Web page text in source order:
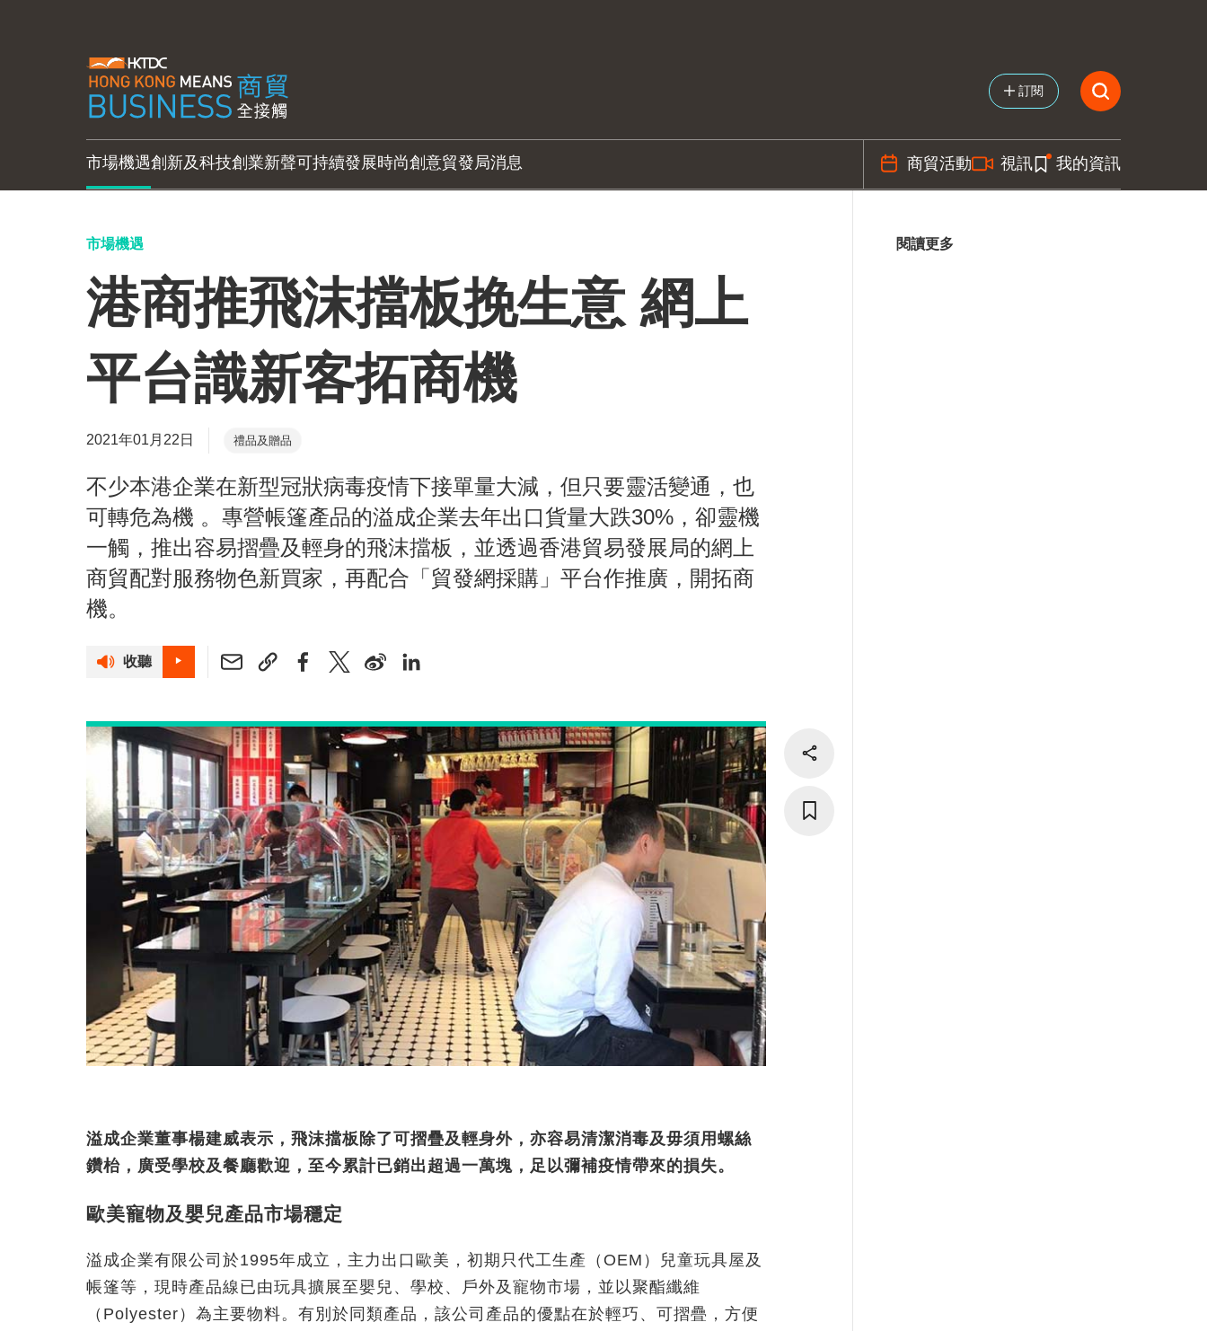
訂閱
市場機遇創新及科技創業新聲可持續發展時尚創意貿發局消息 商貿活動 視訊 我的資訊
市場機遇
港商推飛沫擋板挽生意 網上
平台識新客拓商機
2021年01月22日 禮品及贈品
不少本港企業在新型冠狀病毒疫情下接單量大減，但只要靈活變通，也
可轉危為機 。專營帳篷產品的溢成企業去年出口貨量大跌30%，卻靈機
一觸，推出容易摺疊及輕身的飛沫擋板，並透過香港貿易發展局的網上
商貿配對服務物色新買家，再配合「貿發網採購」平台作推廣，開拓商
機。
收聽
溢成企業董事楊建威表示，飛沫擋板除了可摺疊及輕身外，亦容易清潔消毒及毋須用螺絲
鑽枱，廣受學校及餐廳歡迎，至今累計已銷出超過一萬塊，足以彌補疫情帶來的損失。
歐美寵物及嬰兒產品市場穩定
溢成企業有限公司於1995年成立，主力出口歐美，初期只代工生產（OEM）兒童玩具屋及
帳篷等，現時產品線已由玩具擴展至嬰兒、學校、戶外及寵物市場，並以聚酯纖維
（Polyester）為主要物料。有別於同類產品，該公司產品的優點在於輕巧、可摺疊，方便
閱讀更多